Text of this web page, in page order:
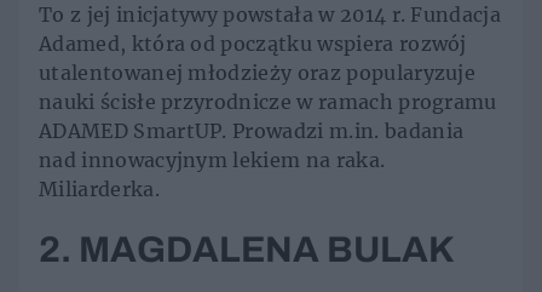
To z jej inicjatywy powstała w 2014 r. Fundacja
Adamed, która od początku wspiera rozwój
utalentowanej młodzieży oraz popularyzuje
nauki ścisłe przyrodnicze w ramach programu
ADAMED SmartUP. Prowadzi m.in. badania
nad innowacyjnym lekiem na raka.
Miliarderka.
2. MAGDALENA BULAK